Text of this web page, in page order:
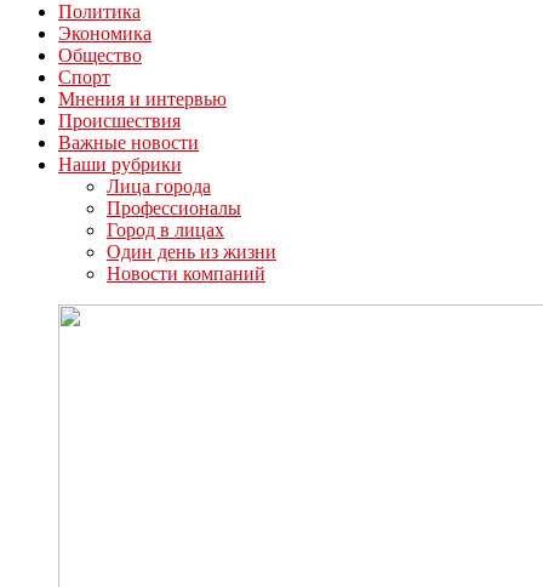
Политика
Экономика
Общество
Спорт
Мнения и интервью
Происшествия
Важные новости
Наши рубрики
Лица города
Профессионалы
Город в лицах
Один день из жизни
Новости компаний